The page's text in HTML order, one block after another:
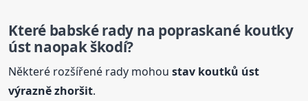
Které babské rady na popraskané koutky
úst naopak škodí?
Některé rozšířené rady mohoustav koutků úst
výrazně zhoršit.